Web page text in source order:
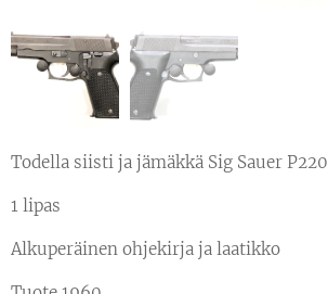
Todella siisti ja jämäkkä Sig Sauer P220
1 lipas
Alkuperäinen ohjekirja ja laatikko